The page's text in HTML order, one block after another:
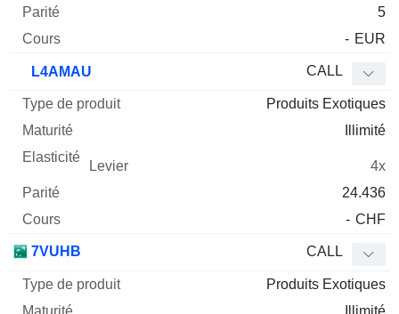
5
- EUR
L4AMAU CALL
Produits Exotiques
Illimité
4x
24.436
- CHF
7VUHB CALL
Produits Exotiques